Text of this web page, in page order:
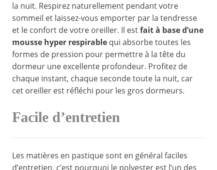
la nuit. Respirez naturellement pendant votre
sommeil et laissez-vous emporter par la tendresse
et le confort de votre oreiller. Il estfait à base d’une
mousse hyper respirable qui absorbe toutes les
formes de pression pour permettre à la tête du
dormeur une excellente profondeur. Profitez de
chaque instant, chaque seconde toute la nuit, car
cet oreiller est réfléchi pour les gros dormeurs.
Facile d’entretien
Les matières en pastique sont en général faciles
d’entretien, c’est pourquoi le polyester est l’un des